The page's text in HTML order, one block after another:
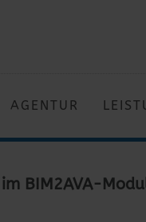
AGENTUR
BIM2AVA-